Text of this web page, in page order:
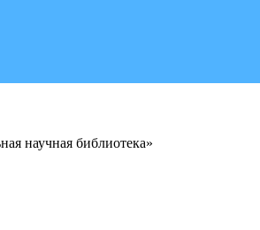
научная библиотека»